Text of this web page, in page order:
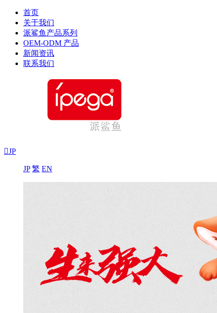
首页
关于我们
派鲨鱼产品系列
OEM-ODM 产品
新闻资讯
联系我们
JP
JP 繁 EN